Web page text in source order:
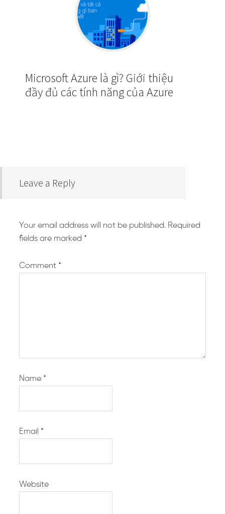
Microsoft Azure là gì? Giới thiệu
đầy đủ các tính năng của Azure
Leave a Reply
Your email address will not be published. Required
fields are marked *
Comment *
Name *
Email *
Website